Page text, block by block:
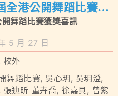
全港公開舞蹈比賽獲
舞蹈比賽獲獎喜訊
5 月 27 日
校外
舞蹈比賽, 吳心玥, 吳玥澄,
張迪昕 董卉喬,徐嘉貝 , 曾紫